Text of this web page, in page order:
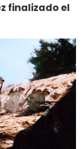
finalizado el